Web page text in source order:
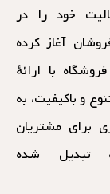
خود را در
آغاز کرده
با ارائهٔ
و باکیفیت، به
برای مشتریان
تبدیل شده